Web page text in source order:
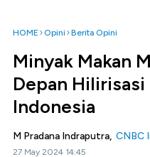
HOME Opini Berita Opini
Minyak Makan
Depan
Indonesia
M Pradana Indraputra, CNBC
27 May 2024 14:45